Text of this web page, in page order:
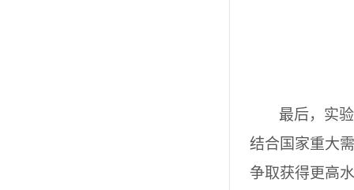
最后，实
结合国家重大
争取获得更高